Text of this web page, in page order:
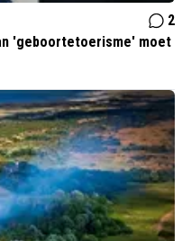
2
'geboortetoerisme' moet